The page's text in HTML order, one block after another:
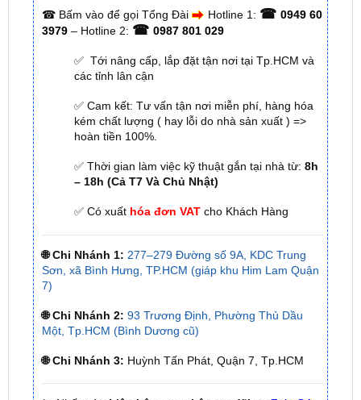
✅ Tới nâng cấp, lắp đặt tận nơi tại Tp.HCM và
các tỉnh lân cận
✅ Cam kết: Tư vấn tận nơi miễn phí, hàng hóa
kém chất lượng ( hay lỗi do nhà sản xuất ) =>
✅ Thời gian làm việc kỹ thuật gắn tại nhà từ:8h
– 18h (Cả T7 Và Chủ Nhật)
✅ Có xuấthóa đơn VATcho Khách Hàng
🌐 Chi Nhánh 1: 277–279 Đường số 9A, KDC Trung
🌐 Chi Nhánh 2: 93 Trương Định, Phường Thủ Dầu
Một, Tp.HCM (Bình Dương cũ)
🌐 Chi Nhánh 3: Huỳnh Tấn Phát, Quận 7, Tp.HCM
📞 Nhấn vàoLiên hệ ngay nhận ưu đãi 👉 Zalo OA